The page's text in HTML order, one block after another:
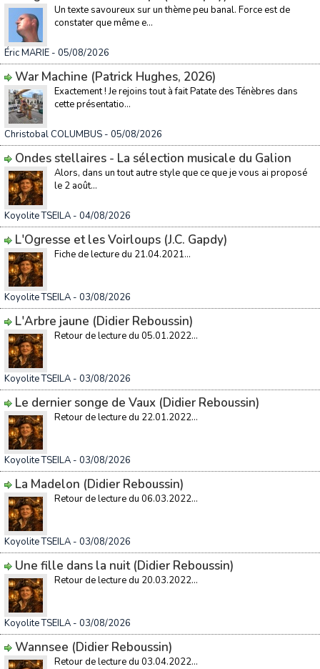
Un texte savoureux sur un thème peu banal. Force est de
constater que même e...
Éric MARIE - 05/08/2026
War Machine (Patrick Hughes, 2026)
Exactement ! Je rejoins tout à fait Patate des Ténèbres dans
cette présentatio...
Christobal COLUMBUS - 05/08/2026
Ondes stellaires - La sélection musicale du Galion
Alors, dans un tout autre style que ce que je vous ai proposé
le 2 août...
Koyolite TSEILA - 04/08/2026
L'Ogresse et les Voirloups (J.C. Gapdy)
Fiche de lecture du 21.04.2021...
Koyolite TSEILA - 03/08/2026
L'Arbre jaune (Didier Reboussin)
Retour de lecture du 05.01.2022...
Koyolite TSEILA - 03/08/2026
Le dernier songe de Vaux (Didier Reboussin)
Retour de lecture du 22.01.2022...
Koyolite TSEILA - 03/08/2026
La Madelon (Didier Reboussin)
Retour de lecture du 06.03.2022...
Koyolite TSEILA - 03/08/2026
Une fille dans la nuit (Didier Reboussin)
Retour de lecture du 20.03.2022...
Koyolite TSEILA - 03/08/2026
Wannsee (Didier Reboussin)
Retour de lecture du 03.04.2022...